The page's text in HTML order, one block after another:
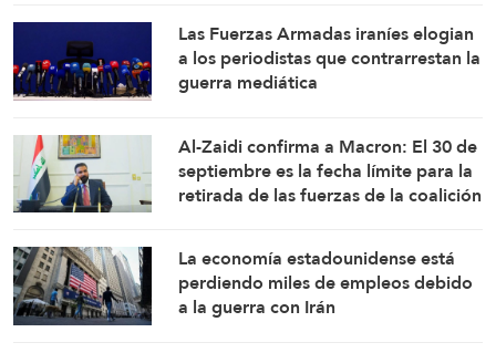
Las Fuerzas Armadas iraníes elogian
a los periodistas que contrarrestan la
guerra mediática
Al-Zaidi confirma a Macron: El 30 de
septiembre es la fecha límite para la
retirada de las fuerzas de la coalición
La economía estadounidense está
perdiendo miles de empleos debido
a la guerra con Irán